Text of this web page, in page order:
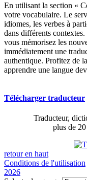
En utilisant la section «
votre vocabulaire. Le
idiomes, les verbes à
dans différents
vous mémorisez les
immédiatement une
authentique. Profitez de
apprendre une langue
Télécharger traducteur
Traducteur,
plus de
retour en haut
Conditions de l'utilisation
2026